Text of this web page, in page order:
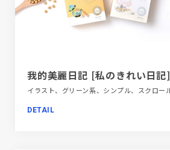
我的美麗日記 [私のきれい日記]
DETAIL